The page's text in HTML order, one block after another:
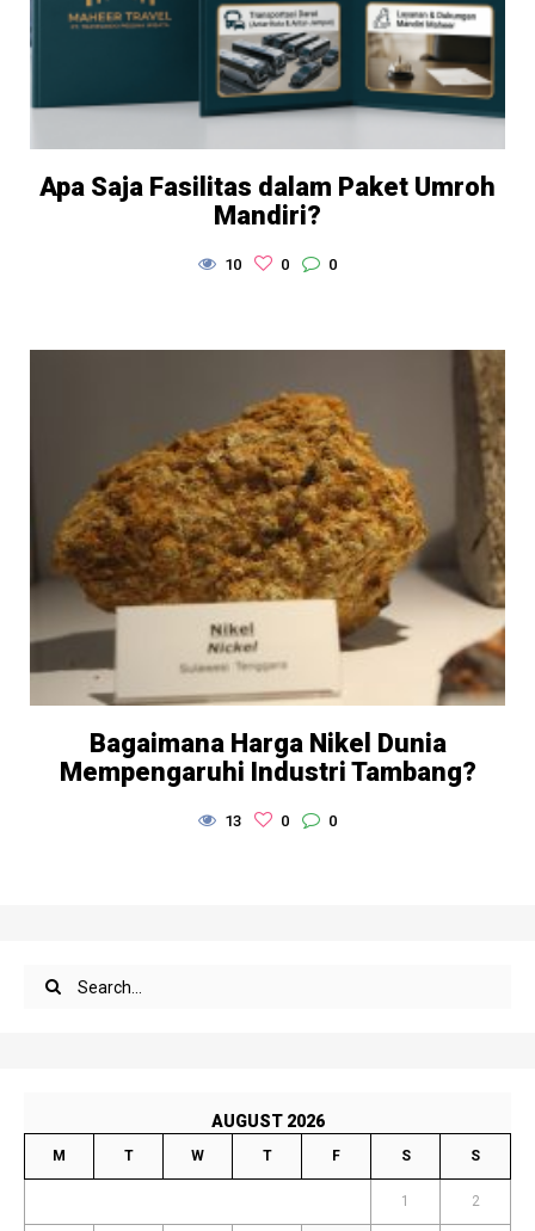
AUGUST 2026
M T W T F S S
1 2
Apa Saja Fasilitas dalam Paket Umroh
Mandiri?
10 0 0
Bagaimana Harga Nikel Dunia
Mempengaruhi Industri Tambang?
13 0 0